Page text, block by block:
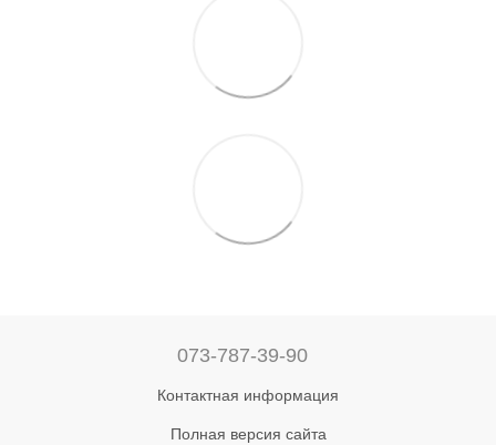
073-787-39-90
Контактная информация
Полная версия сайта